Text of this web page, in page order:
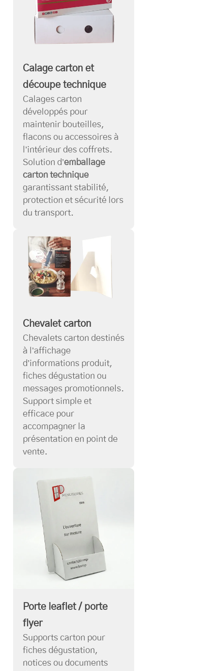
Calage carton et
découpe technique
Calages carton
développés pour
maintenir bouteilles,
flacons ou accessoires à
l’intérieur des coffrets.
Solution d’emballage
carton technique
garantissant stabilité,
protection et sécurité lors
du transport.
Chevalet carton
Chevalets carton destinés
à l’affichage
d’informations produit,
fiches dégustation ou
messages promotionnels.
Support simple et
efficace pour
accompagner la
présentation en point de
vente.
Porte leaflet / porte
flyer
Supports carton pour
fiches dégustation,
notices ou documents